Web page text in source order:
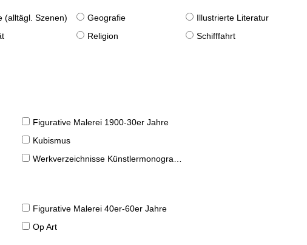
(alltägl. Szenen) Geografie
Illustrierte Literatur
Religion
Schifffahrt
Figurative Malerei 1900-30er Jahre
Kubismus
Werkverzeichnisse Künstlermonographien
Figurative Malerei 40er-60er Jahre
Op Art